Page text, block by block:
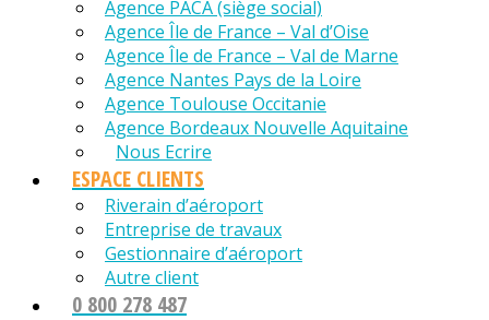
Agence PACA (siège social)
Agence Île de France – Val d’Oise
Agence Île de France – Val de Marne
Agence Nantes Pays de la Loire
Agence Toulouse Occitanie
Agence Bordeaux Nouvelle Aquitaine
Nous Ecrire
ESPACE CLIENTS
Riverain d’aéroport
Entreprise de travaux
Gestionnaire d’aéroport
Autre client
0 800 278 487